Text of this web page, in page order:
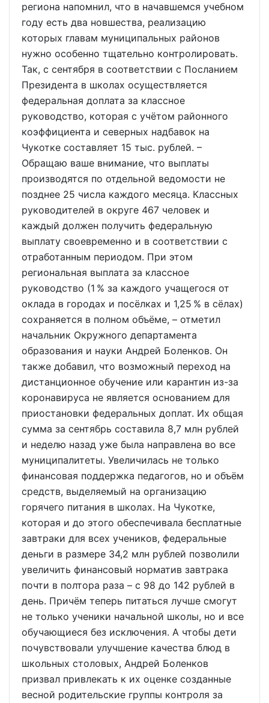
региона напомнил, что в начавшемся учебном
году есть два новшества, реализацию
которых главам муниципальных районов
нужно особенно тщательно контролировать.
Так, с сентября в соответствии с Посланием
Президента в школах осуществляется
федеральная доплата за классное
руководство, которая с учётом районного
коэффициента и северных надбавок на
Чукотке составляет 15 тыс. рублей. –
Обращаю ваше внимание, что выплаты
производятся по отдельной ведомости не
позднее 25 числа каждого месяца. Классных
руководителей в округе 467 человек и
каждый должен получить федеральную
выплату своевременно и в соответствии с
отработанным периодом. При этом
региональная выплата за классное
руководство (1 % за каждого учащегося от
оклада в городах и посёлках и 1,25 % в сёлах)
сохраняется в полном объёме, – отметил
начальник Окружного департамента
образования и науки Андрей Боленков. Он
также добавил, что возможный переход на
дистанционное обучение или карантин из-за
коронавируса не является основанием для
приостановки федеральных доплат. Их общая
сумма за сентябрь составила 8,7 млн рублей
и неделю назад уже была направлена во все
муниципалитеты. Увеличилась не только
финансовая поддержка педагогов, но и объём
средств, выделяемый на организацию
горячего питания в школах. На Чукотке,
которая и до этого обеспечивала бесплатные
завтраки для всех учеников, федеральные
деньги в размере 34,2 млн рублей позволили
увеличить финансовый норматив завтрака
почти в полтора раза – с 98 до 142 рублей в
день. Причём теперь питаться лучше смогут
не только ученики начальной школы, но и все
обучающиеся без исключения. А чтобы дети
почувствовали улучшение качества блюд в
школьных столовых, Андрей Боленков
призвал привлекать к их оценке созданные
весной родительские группы контроля за